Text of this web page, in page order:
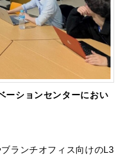
ーションセンターにおい
ランチオフィス向けのL3